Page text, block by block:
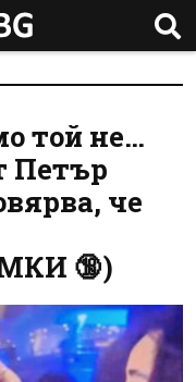
той не…
Петър
че
🔞)